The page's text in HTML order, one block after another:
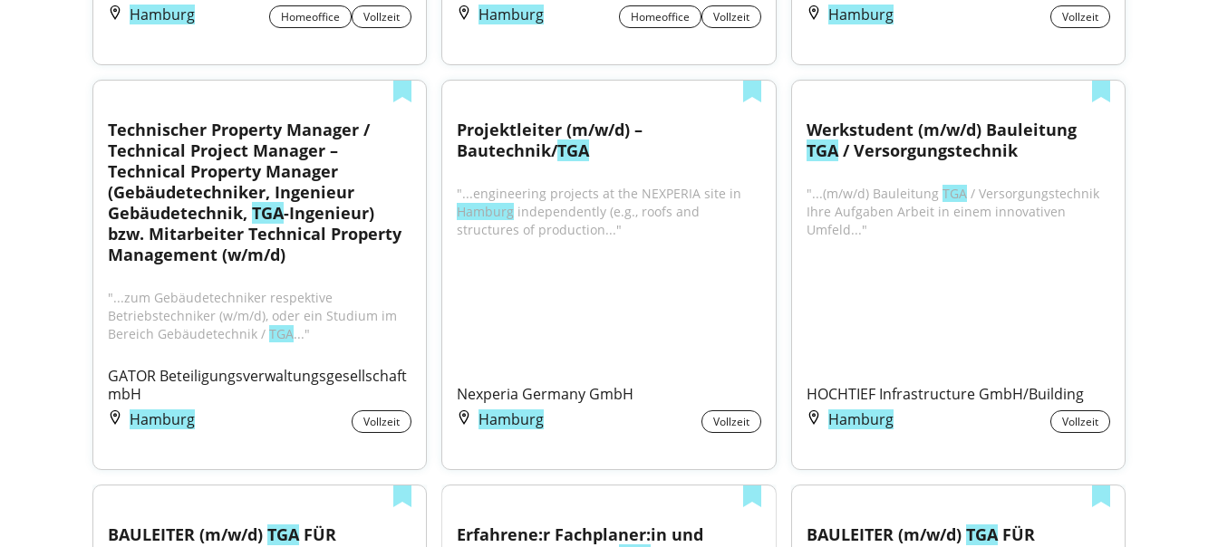
Hamburg
Homeoffice Vollzeit
Hamburg
Homeoffice Vollzeit
Hamburg
Vollzeit
Technischer Property Manager /
Technical Project Manager –
Technical Property Manager
(Gebäudetechniker, Ingenieur
Gebäudetechnik, TGA-Ingenieur)
bzw. Mitarbeiter Technical Property
Management (w/m/d)
"...zum Gebäudetechniker respektive
Betriebstechniker (w⁠/⁠m⁠/⁠d), oder ein Studium im
Bereich Gebäudetechnik / TGA..."
GATOR Beteiligungsverwaltungsgesellschaft
mbH
Hamburg
Vollzeit
Projektleiter (m/w/d) –
Bautechnik/TGA
Hamburg independently (e.g., roofs and
structures of production..."
Nexperia Germany GmbH
Hamburg
Vollzeit
Werkstudent (m/w/d) Bauleitung
TGA / Versorgungstechnik
"...(m/w/d) Bauleitung TGA / Versorgungstechnik
Ihre Aufgaben Arbeit in einem innovativen
Umfeld..."
HOCHTIEF Infrastructure GmbH/Building
Hamburg
Vollzeit
BAULEITER (m/w/d) TGA FÜR
Erfahrene:r Fachplaner:in und
BAULEITER (m/w/d) TGA FÜR